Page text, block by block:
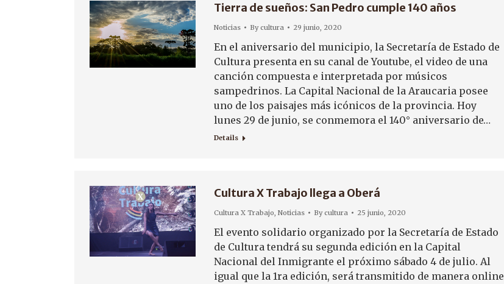
Tierra de sueños: San Pedro cumple 140 años
Noticias Bycultura 29 junio, 2020
En el aniversario del municipio, la Secretaría de Estado de
Cultura presenta en su canal de Youtube, el video de una
canción compuesta e interpretada por músicos
sampedrinos. La Capital Nacional de la Araucaria posee
uno de los paisajes más icónicos de la provincia. Hoy
lunes 29 de junio, se conmemora el 140° aniversario de…
Details
Cultura X Trabajo llega a Oberá
Cultura X Trabajo, Noticias Bycultura 25 junio, 2020
El evento solidario organizado por la Secretaría de Estado
de Cultura tendrá su segunda edición en la Capital
Nacional del Inmigrante el próximo sábado 4 de julio. Al
igual que la 1ra edición, será transmitido de manera online